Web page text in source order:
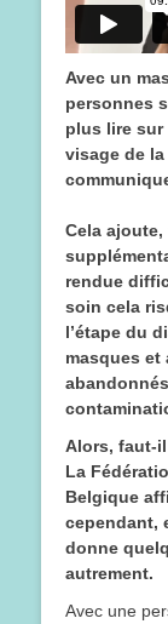
Avec un
personnes
plus lire sur
visage de
Cela
rendue
soin cela
l’étape du
masques
Alors, faut-
La
Belgique
cependant,
donne
autrement.
Avec une